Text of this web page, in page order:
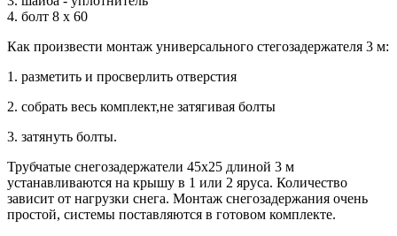
4. болт 8 х 60
Как произвести монтаж универсального стегозадержателя 3 м:
1. разметить и просверлить отверстия
2. собрать весь комплект,не затягивая болты
3. затянуть болты.
Трубчатые снегозадержатели 45х25 длиной 3 м
устанавливаются на крышу в 1 или 2 яруса. Количество
зависит от нагрузки снега. Монтаж снегозадержания очень
простой, системы поставляются в готовом комплекте.